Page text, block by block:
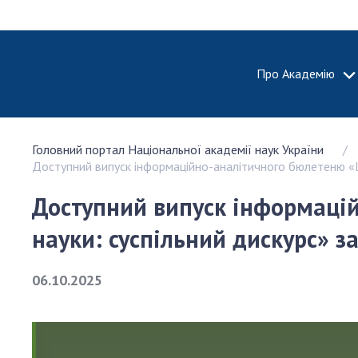
Про Академію
Про
Історія
100-річчя
Головний портал Національної академії наук України
Доступний випуск інформаційно-аналітичного бюлетеню
Доступний випуск
науки: суспільний дискурс»
06.10.2025